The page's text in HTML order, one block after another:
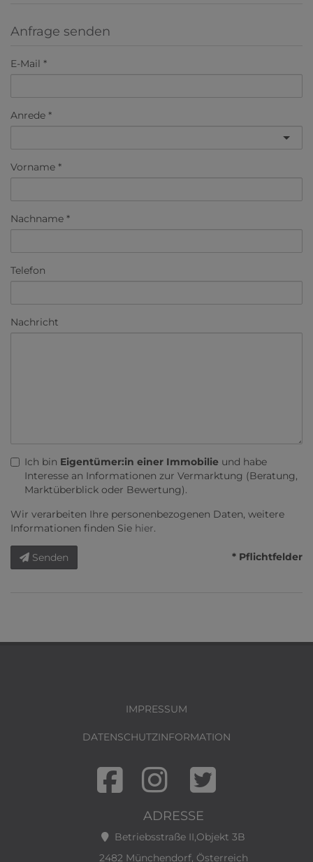
Anfrage senden
E-Mail
Anrede
Vorname
Nachname
Telefon
Nachricht
Ich bin Eigentümer:in einer Immobilie und habe
Interesse an Informationen zur Vermarktung (Beratung,
Marktüberblick oder Bewertung).
Wir verarbeiten Ihre personenbezogenen Daten, weitere
Informationen finden Sie hier.
Senden * Pflichtfelder
IMPRESSUM
DATENSCHUTZINFORMATION
ADRESSE
Betriebsstraße II,Objekt 3B
2482 Münchendorf, Österreich